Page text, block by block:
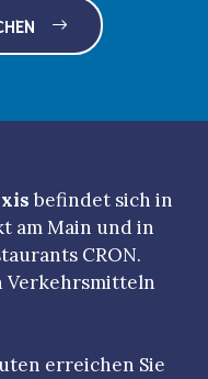
befindet sich in
am Main und in
CRON.
Verkehrsmitteln
erreichen Sie